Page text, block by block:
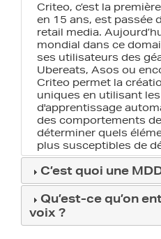
Criteo, c’est la
en 15 ans, est passée
retail media.
mondial dans ce
ses utilisateurs des
Ubereats, Asos ou
Criteo permet la
uniques en utilisant
d'apprentissage
des comportements
déterminer quels
plus susceptibles de
C’est quoi une
Qu’est-ce qu’on
voix ?